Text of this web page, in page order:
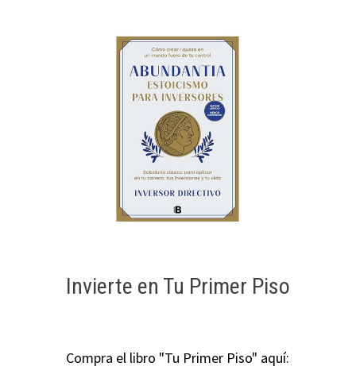
Invierte en Tu Primer Piso
Compra el libro "Tu Primer Piso" aquí: